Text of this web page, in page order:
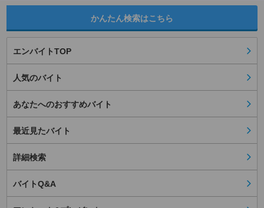
かんたん検索はこちら
エンバイトTOP
人気のバイト
あなたへのおすすめバイト
最近見たバイト
詳細検索
バイトQ&A